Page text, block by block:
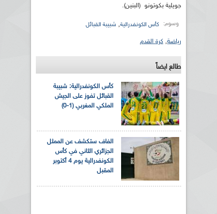
جويلية بكوتونو (البنين).
وسوم: كأس الكونفدرالية, شبيبة القبائل
رياضة, كرة القدم
طالع ايضاً
كأس الكونفدرالية: شبيبة
القبائل تفوز على الجيش
الملكي المغربي (1-0)
الفاف ستكشف عن الممثل
الجزائري الثاني في كأس
الكونفدرالية يوم 4 أكتوبر
المقبل